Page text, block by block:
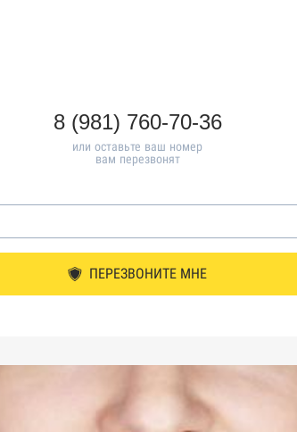
8 (981) 760-70-36
или оставьте ваш номер
вам перезвонят
ПЕРЕЗВОНИТЕ МНЕ